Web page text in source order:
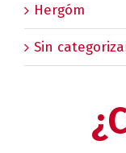
Hergóm
Sin